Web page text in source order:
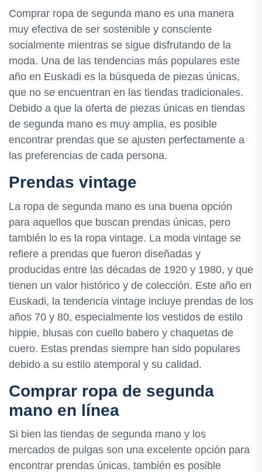
Comprar ropa de segunda mano es una manera
muy efectiva de ser sostenible y consciente
socialmente mientras se sigue disfrutando de la
moda. Una de las tendencias más populares este
año en Euskadi es la búsqueda de piezas únicas,
que no se encuentran en las tiendas tradicionales.
Debido a que la oferta de piezas únicas en tiendas
de segunda mano es muy amplia, es posible
encontrar prendas que se ajusten perfectamente a
las preferencias de cada persona.
Prendas vintage
La ropa de segunda mano es una buena opción
para aquellos que buscan prendas únicas, pero
también lo es la ropa vintage. La moda vintage se
refiere a prendas que fueron diseñadas y
producidas entre las décadas de 1920 y 1980, y que
tienen un valor histórico y de colección. Este año en
Euskadi, la tendencia vintage incluye prendas de los
años 70 y 80, especialmente los vestidos de estilo
hippie, blusas con cuello babero y chaquetas de
cuero. Estas prendas siempre han sido populares
debido a su estilo atemporal y su calidad.
Comprar ropa de segunda
mano en línea
Si bien las tiendas de segunda mano y los
mercados de pulgas son una excelente opción para
encontrar prendas únicas, también es posible